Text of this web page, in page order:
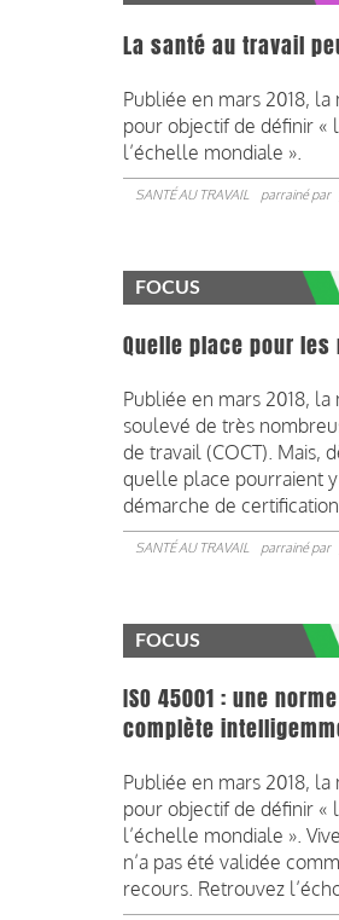
La santé au travail
Publiée en mars 2018,
pour objectif de définir «
l’échelle mondiale ».
SANTÉ AU TRAVAIL parrainé par
FOCUS
Quelle place pour les
Publiée en mars 2018,
soulevé de très
de travail (COCT). Mais,
quelle place pourraient
démarche de
SANTÉ AU TRAVAIL parrainé par
FOCUS
ISO 45001 : une
complète
Publiée en mars 2018,
pour objectif de définir «
l’échelle mondiale ».
n’a pas été validée
recours. Retrouvez